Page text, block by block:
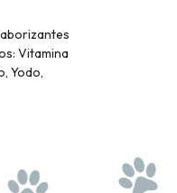
Vitamina
Yodo,